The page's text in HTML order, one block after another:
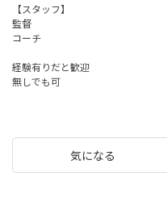
【スタッフ】
監督
コーチ
経験有りだと歓迎
無しでも可
気になる